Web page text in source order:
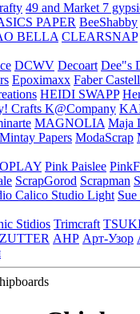
49 and Market 7
PAPER BeeShabby
BELLA CLEARSNAP
DCWV Decoart Dee"s
Epoximaxx Faber Castell
HEIDI SWAPP
Crafts K@Company
MAGNOLIA Maja
Mintay Papers ModaScrap
Pink Paislee
ScrapGorod Scrapman
Calico Studio Light
Stidios Trimcraft
ZUTTER АНР Арт-Узор